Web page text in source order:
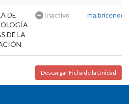
DE
DE LA
Inactivo
Descargar Ficha de la Unidad